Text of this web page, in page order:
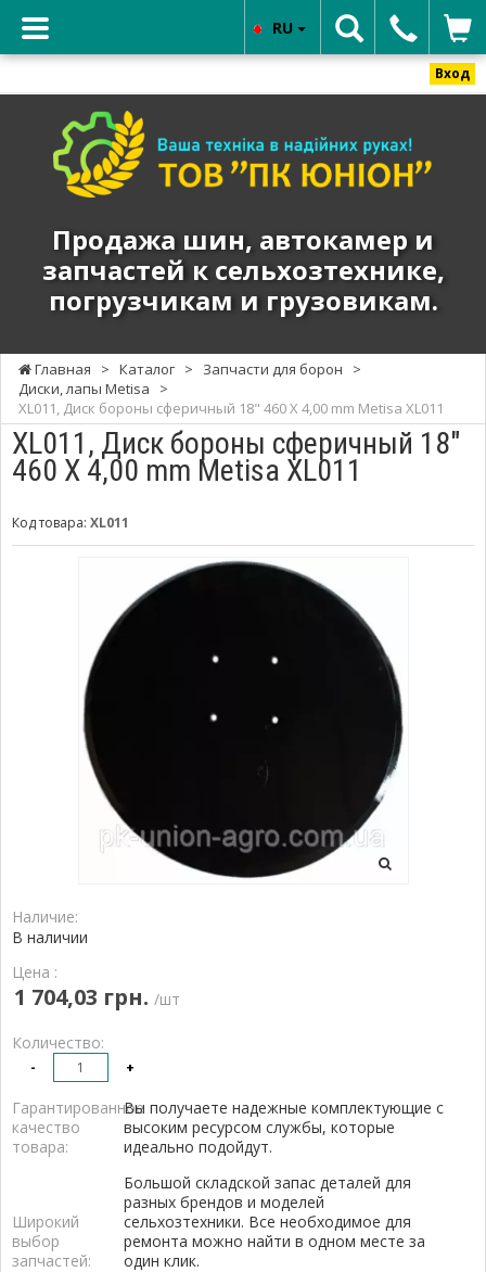
Вход
ЮНИОН"
автокамер
запчастей
к
сельхозтехнике,
погрузчикам
и
грузовикам.
Продажа шин, автокамер и
запчастей к сельхозтехнике,
погрузчикам и грузовикам.
RU
Главная > Каталог > Запчасти для борон
>
Диски, лапы Metisa
>
XL011, Диск бороны сферичный 18" 460 X 4,00 mm Metisa XL011
XL011, Диск бороны сферичный 18"
460 X 4,00 mm Metisa XL011
Код товара: XL011
Наличие:
В наличии
Цена :
1 704,03 грн. /шт
Количество:
- +
Гарантированное
качество
товара:
Вы получаете надежные комплектующие с
высоким ресурсом службы, которые
идеально подойдут.
Широкий
выбор
запчастей:
Большой складской запас деталей для
разных брендов и моделей
сельхозтехники. Все необходимое для
ремонта можно найти в одном месте за
один клик.